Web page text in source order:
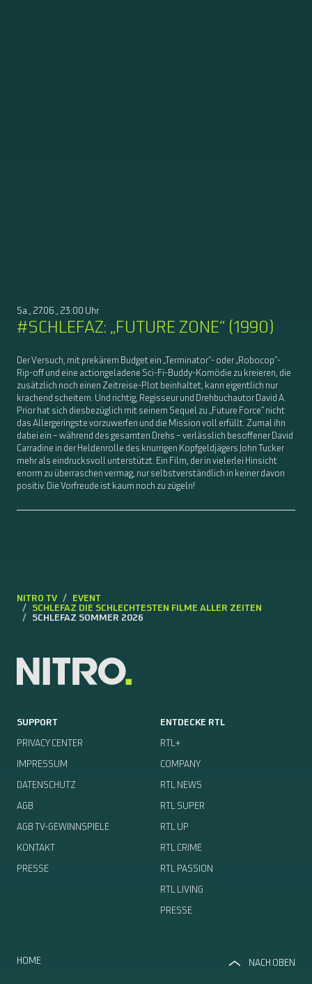
Sa., 27.06., 23:00 Uhr
#SCHLEFAZ: „FUTURE ZONE“ (1990)
Der Versuch, mit prekärem Budget ein „Terminator“- oder „Robocop“-
Rip-off und eine actiongeladene Sci-Fi-Buddy-Komödie zu kreieren, die
zusätzlich noch einen Zeitreise-Plot beinhaltet, kann eigentlich nur
krachend scheitern. Und richtig, Regisseur und Drehbuchautor David A.
Prior hat sich diesbezüglich mit seinem Sequel zu „Future Force“ nicht
das Allergeringste vorzuwerfen und die Mission voll erfüllt. Zumal ihn
dabei ein – während des gesamten Drehs – verlässlich besoffener David
Carradine in der Heldenrolle des knurrigen Kopfgeldjägers John Tucker
mehr als eindrucksvoll unterstützt. Ein Film, der in vielerlei Hinsicht
enorm zu überraschen vermag, nur selbstverständlich in keiner davon
positiv. Die Vorfreude ist kaum noch zu zügeln!
NITRO TV
EVENT
SCHLEFAZ DIE SCHLECHTESTEN FILME ALLER ZEITEN
SCHLEFAZ SOMMER 2026
SUPPORT
PRIVACY CENTER
IMPRESSUM
DATENSCHUTZ
AGB
AGB TV-GEWINNSPIELE
KONTAKT
PRESSE
ENTDECKE RTL
RTL+
COMPANY
RTL NEWS
RTL SUPER
RTL UP
RTL CRIME
RTL PASSION
RTL LIVING
PRESSE
HOME NACH OBEN